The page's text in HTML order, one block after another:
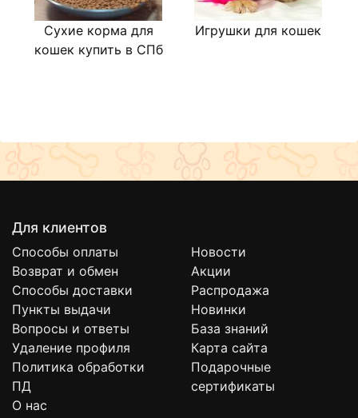
Сухие корма для
кошек купить в СПб
Игрушки для кошек
Для клиентов
Способы оплаты
Возврат и обмен
Способы доставки
Пункты выдачи
Вопросы и ответы
Удаление профиля
Политика обработки
ПД
О нас
Новости
Акции
Распродажа
Новинки
База знаний
Карта сайта
Подарочные
сертификаты